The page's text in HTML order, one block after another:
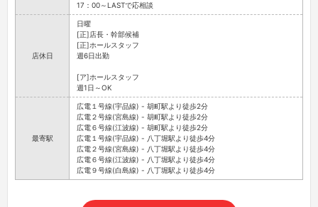
17：00～LASTで応相談
店休日
日曜
[正]店長・幹部候補
[正]ホールスタッフ
週6日出勤
[ア]ホールスタッフ
週1日～OK
最寄駅
広電１号線(宇品線) - 胡町駅より徒歩2分
広電２号線(宮島線) - 胡町駅より徒歩2分
広電６号線(江波線) - 胡町駅より徒歩2分
広電１号線(宇品線) - 八丁堀駅より徒歩4分
広電２号線(宮島線) - 八丁堀駅より徒歩4分
広電６号線(江波線) - 八丁堀駅より徒歩4分
広電９号線(白島線) - 八丁堀駅より徒歩4分